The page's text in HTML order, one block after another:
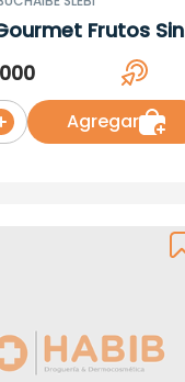
Frutos Sin
000
Agregar